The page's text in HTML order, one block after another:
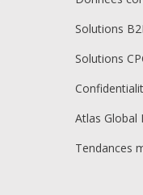
Solutions
Solutions
Atlas Global
Tendances